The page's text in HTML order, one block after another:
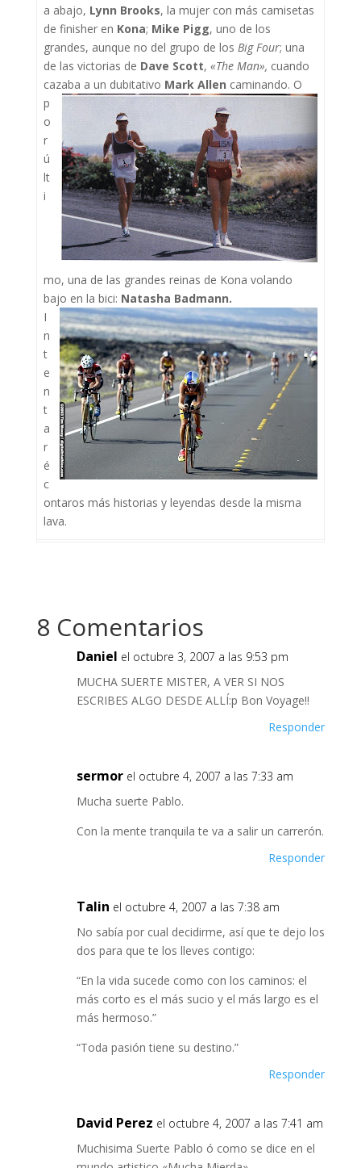
a abajo, Lynn Brooks, la mujer con más camisetas
de finisher en Kona; Mike Pigg, uno de los
grandes, aunque no del grupo de los Big Four; una
de las victorias de Dave Scott, «The Man», cuando
cazaba a un dubitativo Mark Allen caminando. O
p
o
r
ú
lt
i
mo, una de las grandes reinas de Kona volando
bajo en la bici: Natasha Badmann.
I
n
t
e
n
t
a
r
é
c
ontaros más historias y leyendas desde la misma
lava.
8 Comentarios
Daniel el octubre 3, 2007 a las 9:53 pm
MUCHA SUERTE MISTER, A VER SI NOS
ESCRIBES ALGO DESDE ALLÍ:p Bon Voyage!!
Responder
sermor el octubre 4, 2007 a las 7:33 am
Mucha suerte Pablo.
Con la mente tranquila te va a salir un carrerón.
Responder
Talin el octubre 4, 2007 a las 7:38 am
No sabía por cual decidirme, así que te dejo los
dos para que te los lleves contigo:
“En la vida sucede como con los caminos: el
más corto es el más sucio y el más largo es el
más hermoso.”
“Toda pasión tiene su destino.”
Responder
David Perez el octubre 4, 2007 a las 7:41 am
Muchisima Suerte Pablo ó como se dice en el